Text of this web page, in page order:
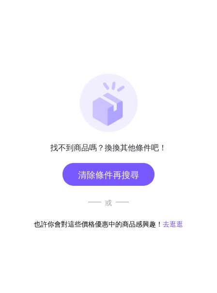
找不到商品嗎？換換其他條件吧！
清除條件再搜尋
或
也許你會對這些價格優惠中的商品感興趣！ 去逛逛